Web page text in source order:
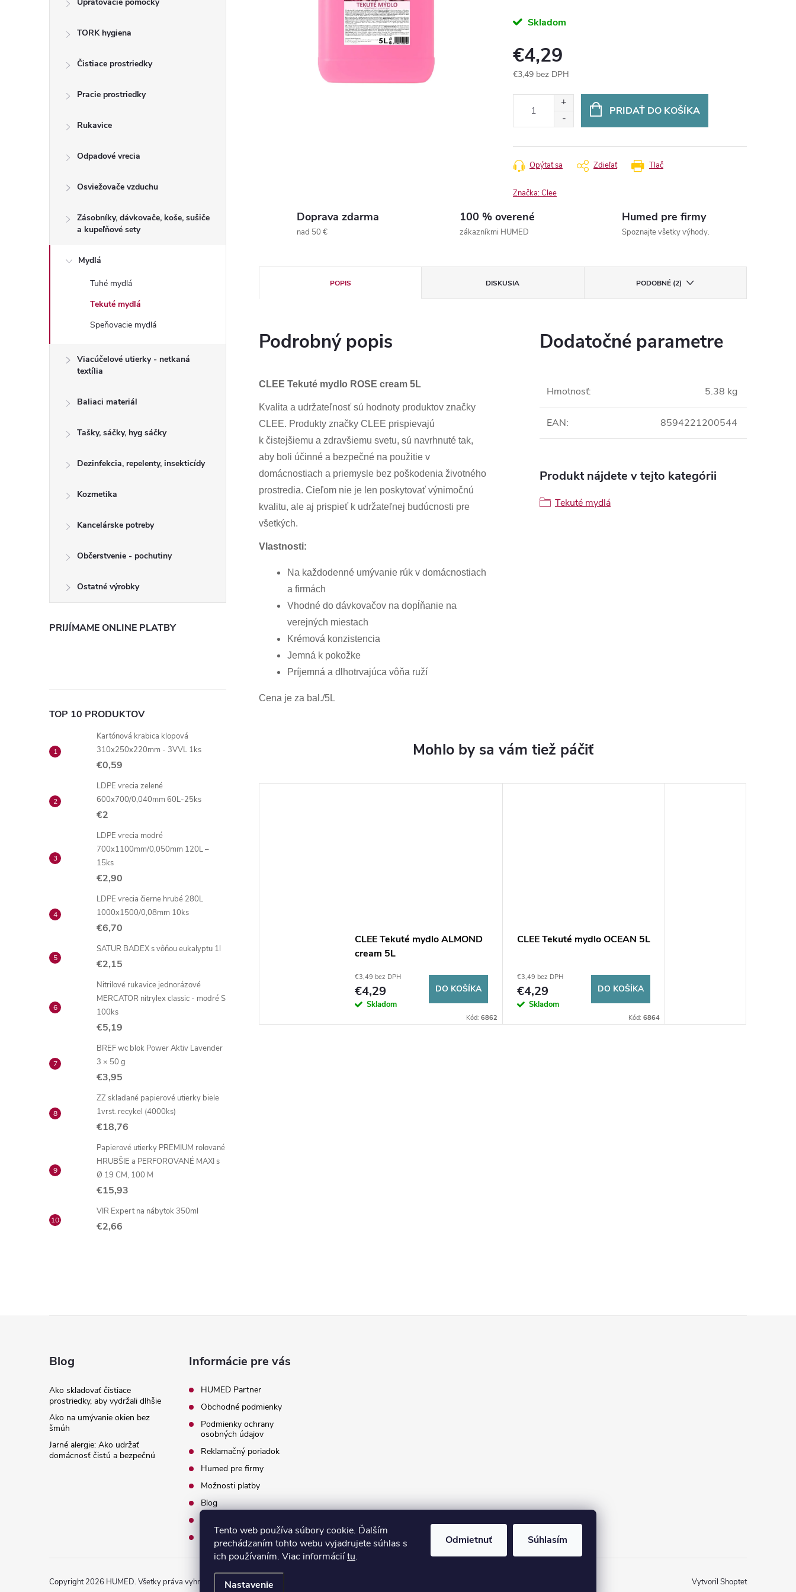
Tento web používa súbory cookie. Ďalším
prechádzaním tohto webu vyjadrujete súhlas s
ich používaním. Viac informáciítu.
Nastavenie
Odmietnuť Súhlasím
TORK hygiena
Čistiace prostriedky
Pracie prostriedky
Rukavice
Odpadové vrecia
Osviežovače vzduchu
Zásobníky, dávkovače, koše, sušiče
a kupeľňové sety
Mydlá
Tuhé mydlá
Tekuté mydlá
Speňovacie mydlá
Viacúčelové utierky - netkaná
textília
Baliaci materiál
Tašky, sáčky, hyg sáčky
Dezinfekcia, repelenty, insekticídy
Kozmetika
Kancelárske potreby
Občerstvenie - pochutiny
Ostatné výrobky
PRIJÍMAME ONLINE PLATBY
TOP 10 PRODUKTOV
Kartónová krabica klopová
310x250x220mm - 3VVL 1ks
€0,59
LDPE vrecia zelené
600x700/0,040mm 60L-25ks
€2
LDPE vrecia modré
700x1100mm/0,050mm 120L –
15ks
€2,90
LDPE vrecia čierne hrubé 280L
1000x1500/0,08mm 10ks
€6,70
SATUR BADEX s vôňou eukalyptu 1l
€2,15
Nitrilové rukavice jednorázové
MERCATOR nitrylex classic - modré S
100ks
€5,19
BREF wc blok Power Aktiv Lavender
3 × 50 g
€3,95
ZZ skladané papierové utierky biele
1vrst. recykel (4000ks)
€18,76
Papierové utierky PREMIUM rolované
HRUBŠIE a PERFOROVANÉ MAXI s
Ø 19 CM, 100 M
€15,93
VIR Expert na nábytok 350ml
€2,66
Skladom
€4,29
€3,49 bez DPH
PRIDAŤ DO KOŠÍKA
Tlač
Opýtať sa Zdieľať
Značka:Clee
Doprava zdarma
nad 50 €
100 % overené
zákazníkmi HUMED
Humed pre firmy
Spoznajte všetky výhody.
POPIS DISKUSIA PODOBNÉ (2)
Podrobný popis
CLEE Tekuté mydlo ROSE cream 5L
Kvalita a udržateľnosť sú hodnoty produktov značky
CLEE. Produkty značky CLEE prispievajú
k čistejšiemu a zdravšiemu svetu, sú navrhnuté tak,
aby boli účinné a bezpečné na použitie v
domácnostiach a priemysle bez poškodenia životného
prostredia. Cieľom nie je len poskytovať výnimočnú
kvalitu, ale aj prispieť k udržateľnej budúcnosti pre
všetkých.
Vlastnosti:
Na každodenné umývanie rúk v domácnostiach
a firmách
Vhodné do dávkovačov na dopĺňanie na
verejných miestach
Krémová konzistencia
Jemná k pokožke
Príjemná a dlhotrvajúca vôňa ruží
Cena je za bal./5L
Dodatočné parametre
Hmotnosť: 5.38 kg
EAN: 8594221200544
Produkt nájdete v tejto kategórii
Tekuté mydlá
CLEE Tekuté mydlo ALMOND
cream 5L
€3,49 bez DPH
€4,29
Skladom
DO KOŠÍKA
Kód: 6862
CLEE Tekuté mydlo OCEAN 5L
€3,49 bez DPH
€4,29
Skladom
DO KOŠÍKA
Kód: 6864
Blog
Ako skladovať čistiace
prostriedky, aby vydržali dlhšie
Ako na umývanie okien bez
šmúh
Jarné alergie: Ako udržať
domácnosť čistú a bezpečnú
Informácie pre vás
HUMED Partner
Obchodné podmienky
Podmienky ochrany
osobných údajov
Reklamačný poriadok
Humed pre firmy
Možnosti platby
Blog
Kontakty
Vytvoril Shoptet
Copyright 2026 HUMED. Všetky práva vyhradené.